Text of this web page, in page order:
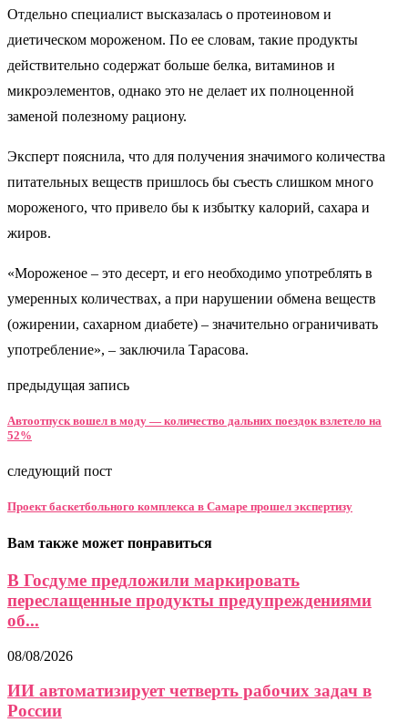
Отдельно специалист высказалась о протеиновом и
диетическом мороженом. По ее словам, такие продукты
действительно содержат больше белка, витаминов и
микроэлементов, однако это не делает их полноценной
заменой полезному рациону.
Эксперт пояснила, что для получения значимого количества
питательных веществ пришлось бы съесть слишком много
мороженого, что привело бы к избытку калорий, сахара и
жиров.
«Мороженое – это десерт, и его необходимо употреблять в
умеренных количествах, а при нарушении обмена веществ
(ожирении, сахарном диабете) – значительно ограничивать
употребление», – заключила Тарасова.
предыдущая запись
Автоотпуск вошел в моду — количество дальних поездок взлетело на
52%
следующий пост
Проект баскетбольного комплекса в Самаре прошел экспертизу
Вам также может понравиться
В Госдуме предложили маркировать
переслащенные продукты предупреждениями
об...
08/08/2026
ИИ автоматизирует четверть рабочих задач в
России